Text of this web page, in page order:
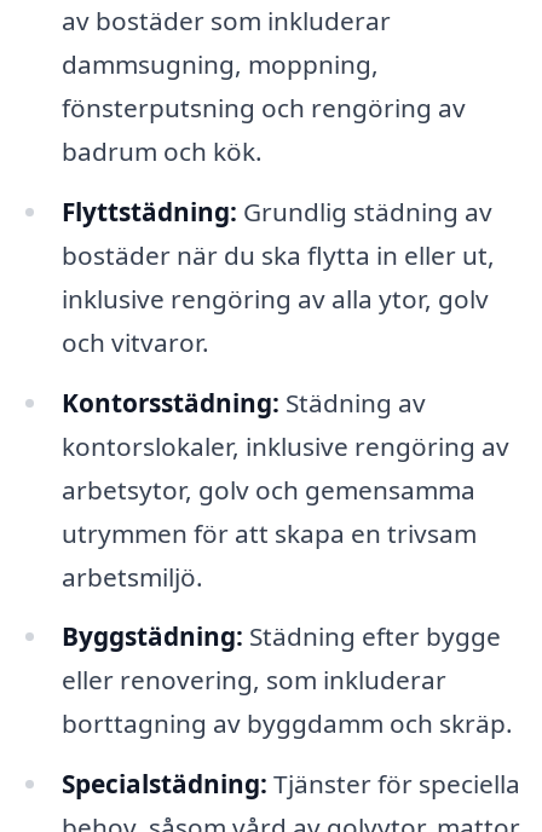
av bostäder som inkluderar
dammsugning, moppning,
fönsterputsning och rengöring av
badrum och kök.
Flyttstädning: Grundlig städning av
bostäder när du ska flytta in eller ut,
inklusive rengöring av alla ytor, golv
och vitvaror.
Kontorsstädning: Städning av
kontorslokaler, inklusive rengöring av
arbetsytor, golv och gemensamma
utrymmen för att skapa en trivsam
arbetsmiljö.
Byggstädning: Städning efter bygge
eller renovering, som inkluderar
borttagning av byggdamm och skräp.
Specialstädning: Tjänster för speciella